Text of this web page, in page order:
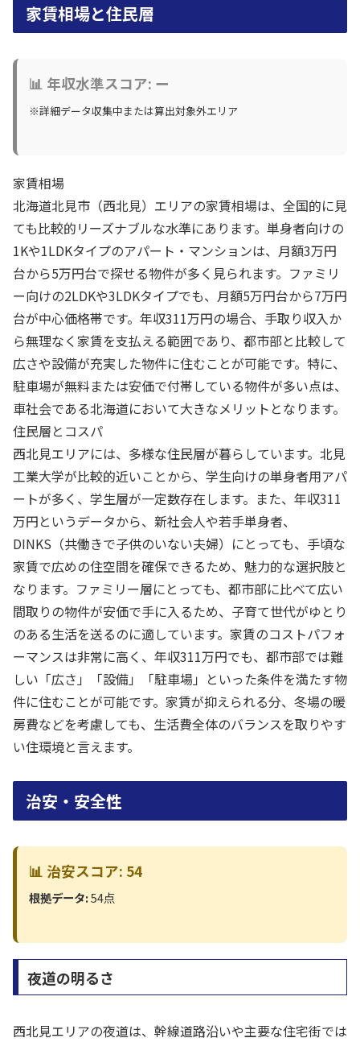
家賃相場と住民層
📊 年収水準スコア: ー
※詳細データ収集中または算出対象外エリア
家賃相場
北海道北見市（西北見）エリアの家賃相場は、全国的に見
ても比較的リーズナブルな水準にあります。単身者向けの
1Kや1LDKタイプのアパート・マンションは、月額3万円
台から5万円台で探せる物件が多く見られます。ファミリ
ー向けの2LDKや3LDKタイプでも、月額5万円台から7万円
台が中心価格帯です。年収311万円の場合、手取り収入か
ら無理なく家賃を支払える範囲であり、都市部と比較して
広さや設備が充実した物件に住むことが可能です。特に、
駐車場が無料または安価で付帯している物件が多い点は、
車社会である北海道において大きなメリットとなります。
住民層とコスパ
西北見エリアには、多様な住民層が暮らしています。北見
工業大学が比較的近いことから、学生向けの単身者用アパ
ートが多く、学生層が一定数存在します。また、年収311
万円というデータから、新社会人や若手単身者、
DINKS（共働きで子供のいない夫婦）にとっても、手頃な
家賃で広めの住空間を確保できるため、魅力的な選択肢と
なります。ファミリー層にとっても、都市部に比べて広い
間取りの物件が安価で手に入るため、子育て世代がゆとり
のある生活を送るのに適しています。家賃のコストパフォ
ーマンスは非常に高く、年収311万円でも、都市部では難
しい「広さ」「設備」「駐車場」といった条件を満たす物
件に住むことが可能です。家賃が抑えられる分、冬場の暖
房費などを考慮しても、生活費全体のバランスを取りやす
い住環境と言えます。
治安・安全性
📊 治安スコア: 54
根拠データ:54点
夜道の明るさ
西北見エリアの夜道は、幹線道路沿いや主要な住宅街では